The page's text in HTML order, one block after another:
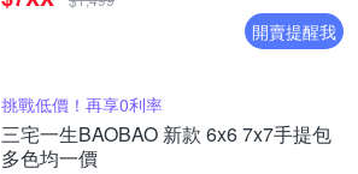
開賣提醒我
挑戰低價！再享0利率
三宅一生BAOBAO 新款 6x6 7x7手提包
多色均一價